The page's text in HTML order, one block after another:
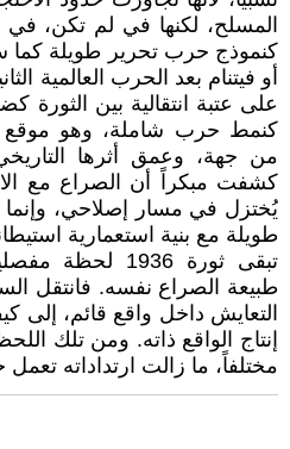
المسلح، لكنها في لم تكن،
كنموذج حرب تحرير طويلة كما
أو فيتنام بعد الحرب العالمية
على عتبة انتقالية بين الثورة
كنمط حرب شاملة، وهو موقع
من جهة، وعمق أثرها
كشفت مبكراً أن الصراع مع
يُختزل في مسار إصلاحي، وإنما
طويلة مع بنية استعمارية
تبقى ثورة 1936
طبيعة الصراع نفسه. فانتقل
التعايش داخل واقع قائم، إلى
إنتاج الواقع ذاته. ومن تلك
مختلفاً، ما زالت ارتداداته تعمل